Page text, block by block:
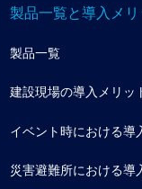
製品一覧と導入メリ
製品一覧
建設現場の導入メリッ
イベント時における導
災害避難所における導